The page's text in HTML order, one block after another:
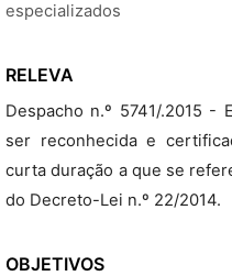
especializados
RELEVA
Despacho n.º 5741/.2015 -
ser reconhecida e
curta duração a que se
do Decreto-Lei n.º 22/2014.
OBJETIVOS